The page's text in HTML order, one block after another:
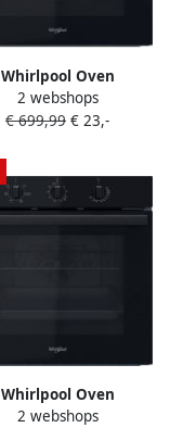
Whirlpool Oven
OMR58RR1B |
Heteluchtovens |
2 webshops
€ 699,99 € 23,-
Whirlpool Oven
Multifunctioneel
2 webshops